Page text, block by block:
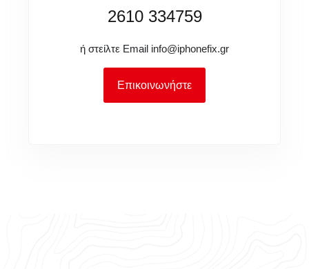
2610 334759
ή στείλτε Email info@iphonefix.gr
Επικοινωνήστε